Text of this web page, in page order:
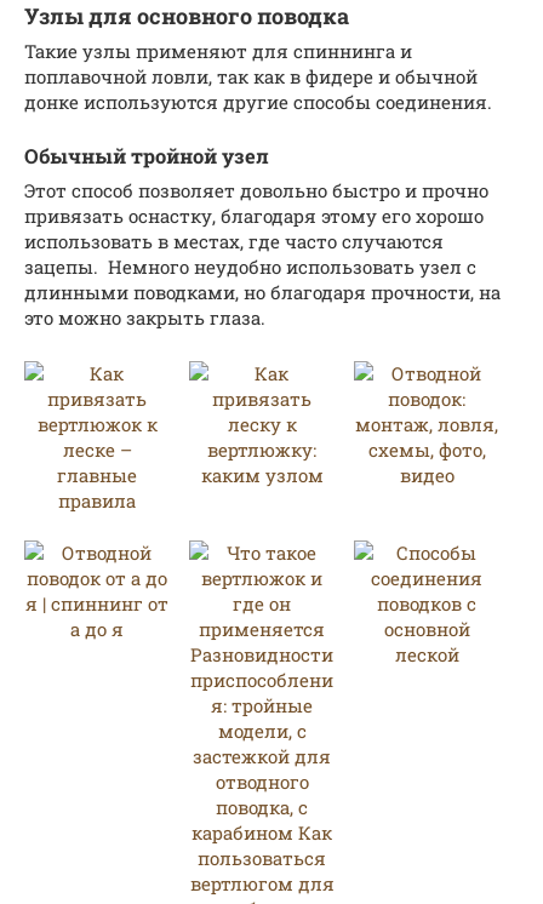
Узлы для основного поводка
Такие узлы применяют для спиннинга и
поплавочной ловли, так как в фидере и обычной
донке используются другие способы соединения.
Обычный тройной узел
Этот способ позволяет довольно быстро и прочно
привязать оснастку, благодаря этому его хорошо
использовать в местах, где часто случаются
зацепы. Немного неудобно использовать узел с
длинными поводками, но благодаря прочности, на
это можно закрыть глаза.